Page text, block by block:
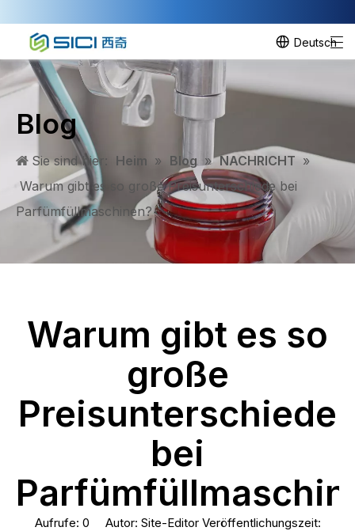
Deutsch
Blog
Sie sind hier: Heim » Blog » NACHRICHT »
Warum gibt es so große Preisunterschiede bei
Parfümfüllmaschinen?
Warum gibt es so
große
Preisunterschiede
bei
Aufrufe: 0 Autor: Site-Editor Veröffentlichungszeit: